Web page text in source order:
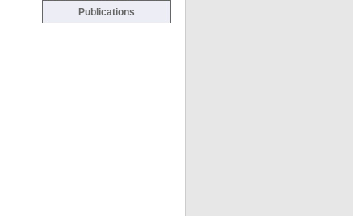
Publications